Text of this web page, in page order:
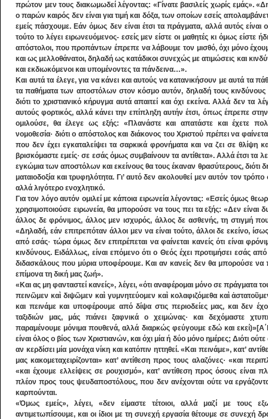
πρώτον μεν τους διακωμωδεί λέγοντας: «Γίνατε βασιλείς χωρίς εμάς».
ο παρών καιρός δεν είναι για τιμή και δόξα, των οποίων εσείς
εμείς πάσχουμε. Εάν όμως δεν είναι έτσι τα πράγματα, αλλά αυτός
τούτο το λέγει ειρωνευόμενος- εσείς μεν είστε οι μαθητές κι όμως είστε
απόστολοι, που προπάντων έπρεπε να λάβουμε τον μισθό, όχι μόνο
και ως μελλοθάνατοι, δηλαδή ως κατάδικοι συνεχώς με ατιμώσεις και
και εκδιωκόμενοι και υπομένοντες τα πάνδεινα…».
Και αυτά τα έλεγε, για να κάνει και αυτούς να κατανικήσουν με αυτά τα
τα παθήματα των αποστόλων στον κόσμο αυτόν, δηλαδή τους κινδύνους και
διότι το χριστιανικό κήρυγμα αυτά απαιτεί και όχι εκείνα. Αλλά δεν τα
αυτούς φορτικός, αλλά κάνει την επίπληξη αυτήν έτσι, όπως έπρεπε
ομιλούσε, θα έλεγε ως εξής: «Πλανάστε και απατάστε και έχετε
νομοθεσία· διότι ο απόστολος και διάκονος του Χριστού πρέπει να
που δεν έχει εγκαταλείψει τα σαρκικά φρονήματα και να ζει σε θλίψη
βρισκόμαστε εμείς· σε εσάς όμως συμβαίνουν τα αντίθετα». Αλλά έτσι τα
εγκώμια των αποστόλων και εκείνους θα τους έκαναν θρασύτερους, διότι
ματαιοδοξία και τρυφηλότητα. Γι’ αυτό δεν ακολουθεί μεν αυτόν τον
αλλά λιγότερο ενοχλητικό.
Για τον λόγο αυτόν ομιλεί με κάποια ειρωνεία λέγοντας: «Εσείς όμως
χρησιμοποιούσε ειρωνεία, θα μπορούσε να τους πει τα εξής: «Δεν είναι
άλλος δε φρόνιμος, άλλος μεν ισχυρός, άλλος δε ασθενής, τη στιγμή
«Δηλαδή, εάν επιτρεπόταν άλλοι μεν να είναι τούτο, άλλοι δε εκείνο,
από εσάς· τώρα όμως δεν επιτρέπεται να φαίνεται κανείς ότι είναι
κινδύνους. Ειδάλλως, είναι επόμενο ότι ο Θεός έχει προτιμήσει εσάς
διδασκάλους που μύρια υποφέρουμε. Και αν κανείς δεν θα μπορούσε να
επίμονα τη δική μας ζωή».
«Και ας μη φανταστεί κανείς», λέγει, «ότι αναφέρομαι μόνο σε πράγματα
πεινῶμεν καὶ διψῶμεν καὶ γυμνητεύομεν καὶ κολαφιζόμεθα καὶ
και πεινάμε και υποφέρουμε από δίψα στις περιοδείες μας, και δεν
ταξιδιών μας, μάς πιάνει ξαφνικά ο χειμώνας· και δεχόμαστε
παραμένουμε μόνιμα πουθενά, αλλά διαρκώς φεύγουμε εδώ και
είναι όλος ο βίος των Χριστιανών, και όχι μία ή δύο μόνο ημέρες; Διότι
αν κερδίσει μία μονάχα νίκη και κατόπιν ηττηθεί. «Και πεινάμε», κατ’
μας κακομεταχειρίζονται» κατ’ αντίθεση προς τους αλαζόνες· «και
«και έχουμε ελλείψεις σε ρουχισμό», κατ’ αντίθεση προς όσους είναι
πλέον προς τους ψευδαποστόλους, που δεν ανέχονται ούτε να
καρπούνται.
«Όμως εμείς», λέγει, «δεν είμαστε τέτοιοι, αλλά μαζί με τους
αντιμετωπίσουμε, και οι ίδιοι με τη συνεχή εργασία θέτουμε σε συνεχή